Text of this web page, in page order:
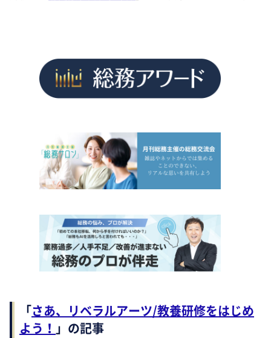
「さあ、リベラルアーツ/教養研修をはじめ
よう！ 」の記事